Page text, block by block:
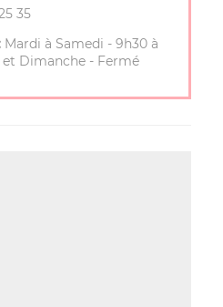
35
Mardi à Samedi - 9h30 à
et Dimanche - Fermé